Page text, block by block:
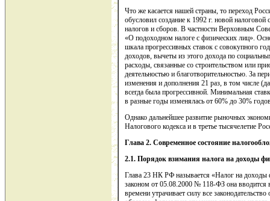
Что же касается нашей страны, то переход
обусловил создание к 1992 г. новой
налогов и сборов. В частности Верховным
«О подоходном налоге с физических лиц».
шкала прогрессивных ставок с совокупного
доходов, вычеты из этого дохода по
расходы, связанные со строительством или
деятельностью и благотворительностью. За
изменения и дополнения 21 раз, в том числе
всегда была прогрессивной. Минимальная
в разные годы изменялась от 60% до 30%
Однако дальнейшее развитие рыночных
Налогового кодекса и в третье тысячелетие
Глава 2. Современное состояние
2.1. Порядок взимания налога на доходы
Глава 23 НК РФ называется «Налог на доходы
законом от 05.08.2000 № 118-ФЗ она вводится
времени утрачивает силу все